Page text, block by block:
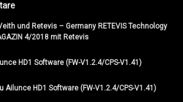
und Retevis – Germany RETEVIS Technology
4/2018 mit Retevis
HD1 Software (FW-V1.2.4/CPS-V1.41)
Ailunce HD1 Software (FW-V1.2.4/CPS-V1.41)